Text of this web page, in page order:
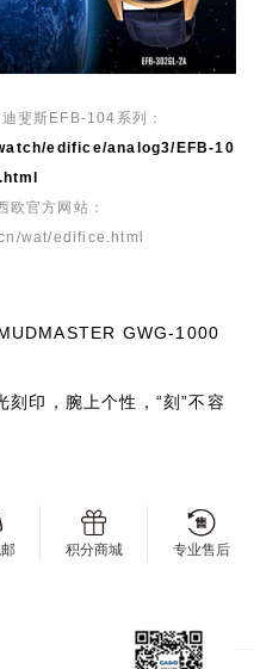
斐斯EFB-104系列：
edifice/analog3/EFB-10
欧官方网站：
wat/edifice.html
GWG-1000
印，腕上个性，“刻”不容
积分商城 专业售后